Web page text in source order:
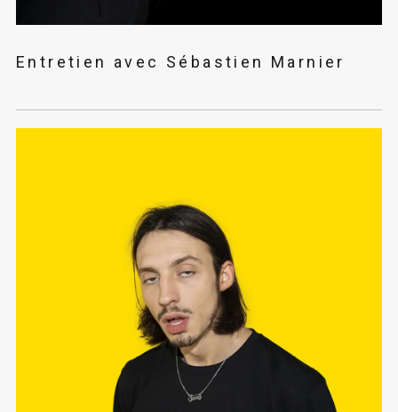
Entretien avec Sébastien Marnier